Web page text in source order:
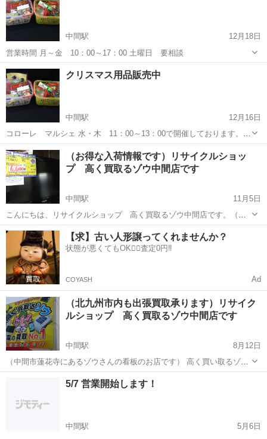
中間駅
12月18日
営業時間 月～金 10：00～17：00 土曜日 要相談
福岡 中間市 中間駅 リサイクルショップ
クリスマス用品販売中
中間駅
12月16日
コローレ マルシェ 水・木 11：00～13：00で開催しております。
クリスマス用品も販売中です。
福岡 中間市 中間駅 リサイクルショップ
（お得な入荷情報です）リサイクルショッ
プ 高く買取るゾウ中間店です
中間駅
11月5日
こんにちは、リサイクルショップ 高く買取るゾウ中間店です。（中
間市蓮花寺にあるゾウさんの看板のお店です） お買い得な電化商品の
ご案内です 1. 19型液晶TVが・・・￥6,600～ 2. ガスコンロ（LP
ガ...
福岡 中間市 中間駅 リサイクルショップ
【求】古い人形譲ってくれませんか？
状態が悪くてもOK🙆‍♀️査定0円‼️
COYASH Ad
（北九州市内も出張買取承ります）リサイク
ルショップ 高く買取るゾウ中間店です
中間駅
8月12日
（中間市蓮花寺にあるゾウさんの看板のお店です） 高く買い取るゾウ
中間店では 中古家電の買取キャンペーン中！（もちろん、出張買取受
中です！（中間店では特...
中間市 中間駅 リサイクルショップ
5/7 営業開始します！
中間駅
5月6日